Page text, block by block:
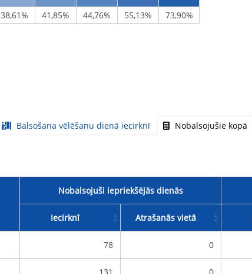
38,61% 41,85% 44,76% 55,13% 73,90%
Balsošana vēlēšanu dienā iecirknī Nobalsojušie kopā
Nobalsojuši iepriekšējās dienās
Iecirknī
Atrašanās vietā
78 0